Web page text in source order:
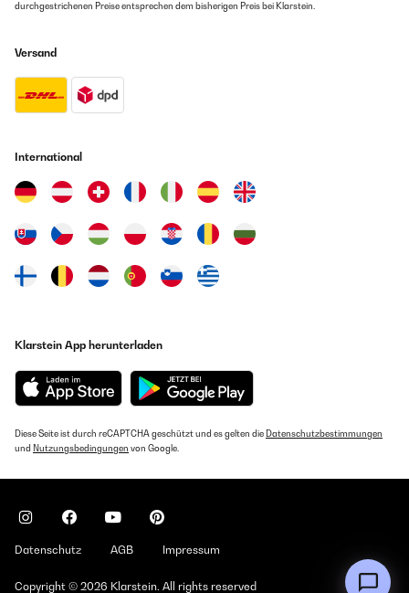
durchgestrichenen Preise entsprechen dem bisherigen Preis bei Klarstein.
Versand
International
Klarstein App herunterladen
Diese Seite ist durch reCAPTCHA geschützt und es gelten die Datenschutzbestimmungen
und Nutzungsbedingungen von Google.
Datenschutz AGB Impressum
Copyright © 2026 Klarstein. All rights reserved